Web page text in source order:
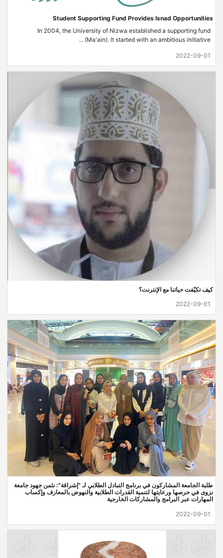
Student Supporting Fund Provides Isnad Opportunities
In 2004, the University of Nizwa established a supporting fund
(Ma'ain). It started with an ambitious initiative ...
2022-09-01
كيف تكيّفت حياتنا مع الإنترنت؟
2022-09-01
طلبة الجامعة المشاركون في برنامج التبادل الطلابي لـ "إشراقة": نثمن جهود جامعة
نزوى في حرصها ورعايتها لتنمية القدرات الطلابية والنهوض بالمعارف وإكساب
المهارات عبر البرامج والمشاركات الخارجية
2022-09-01